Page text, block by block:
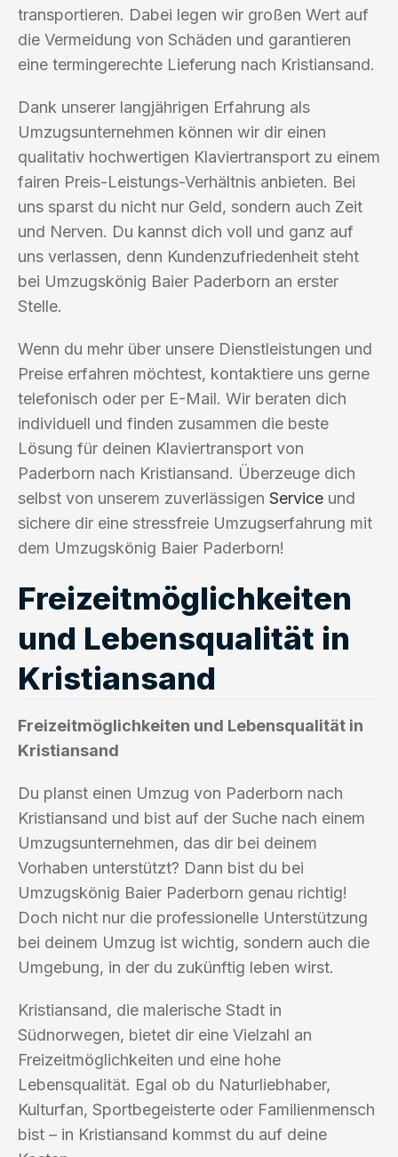
transportieren. Dabei legen wir großen Wert auf
die Vermeidung von Schäden und garantieren
eine termingerechte Lieferung nach Kristiansand.
Dank unserer langjährigen Erfahrung als
Umzugsunternehmen können wir dir einen
qualitativ hochwertigen Klaviertransport zu einem
fairen Preis-Leistungs-Verhältnis anbieten. Bei
uns sparst du nicht nur Geld, sondern auch Zeit
und Nerven. Du kannst dich voll und ganz auf
uns verlassen, denn Kundenzufriedenheit steht
bei Umzugskönig Baier Paderborn an erster
Stelle.
Wenn du mehr über unsere Dienstleistungen und
Preise erfahren möchtest, kontaktiere uns gerne
telefonisch oder per E-Mail. Wir beraten dich
individuell und finden zusammen die beste
Lösung für deinen Klaviertransport von
Paderborn nach Kristiansand. Überzeuge dich
selbst von unserem zuverlässigen Service und
sichere dir eine stressfreie Umzugserfahrung mit
dem Umzugskönig Baier Paderborn!
Freizeitmöglichkeiten
und Lebensqualität in
Kristiansand
Freizeitmöglichkeiten und Lebensqualität in
Kristiansand
Du planst einen Umzug von Paderborn nach
Kristiansand und bist auf der Suche nach einem
Umzugsunternehmen, das dir bei deinem
Vorhaben unterstützt? Dann bist du bei
Umzugskönig Baier Paderborn genau richtig!
Doch nicht nur die professionelle Unterstützung
bei deinem Umzug ist wichtig, sondern auch die
Umgebung, in der du zukünftig leben wirst.
Kristiansand, die malerische Stadt in
Südnorwegen, bietet dir eine Vielzahl an
Freizeitmöglichkeiten und eine hohe
Lebensqualität. Egal ob du Naturliebhaber,
Kulturfan, Sportbegeisterte oder Familienmensch
bist – in Kristiansand kommst du auf deine